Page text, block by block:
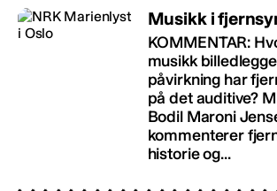
Musikk i
KOMMENTAR:
musikk
påvirkning har
på det auditive?
Bodil Maroni
kommenterer
historie og...